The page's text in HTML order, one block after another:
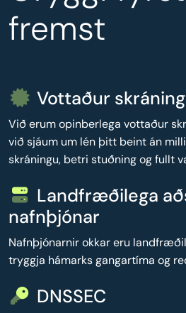
fremst
Vottaður
Við erum opinberlega vottaður
við sjáum um lén þitt beint án
skráningu, betri stuðning og fullt
Landfræðilega
nafnþjónar
Nafnþjónarnir okkar eru
tryggja hámarks gangartíma og
DNSSEC